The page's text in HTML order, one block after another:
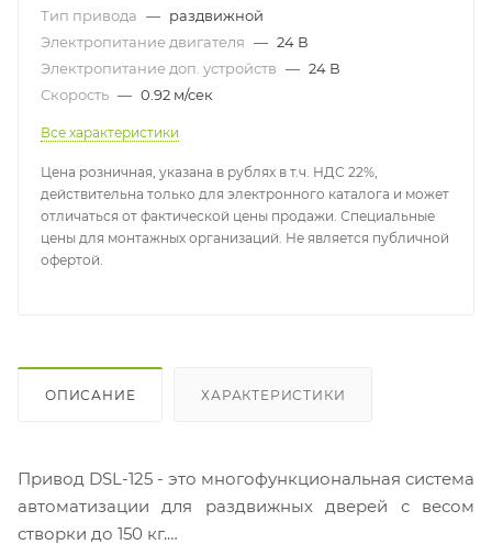
Тип привода — раздвижной
Электропитание двигателя — 24 В
Электропитание доп. устройств — 24 В
Скорость — 0.92 м/сек
Все характеристики
Цена розничная, указана в рублях в т.ч. НДС 22%,
действительна только для электронного каталога и может
отличаться от фактической цены продажи. Специальные
цены для монтажных организаций. Не является публичной
офертой.
ОПИСАНИЕ ХАРАКТЕРИСТИКИ
Привод DSL-125 - это многофункциональная система
автоматизации для раздвижных дверей с весом
створки до 150 кг.